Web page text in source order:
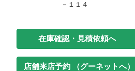
－１１４
在庫確認・見積依頼へ
店舗来店予約 （グーネットへ）